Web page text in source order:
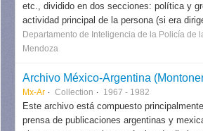
etc., dividido en dos secciones: política y
actividad principal de la persona (si era
Departamento de Inteligencia de la Policía de
Mendoza
Archivo México-Argentina
Mx-Ar Collection 1967 - 1982
Este archivo está compuesto
prensa de publicaciones argentinas y